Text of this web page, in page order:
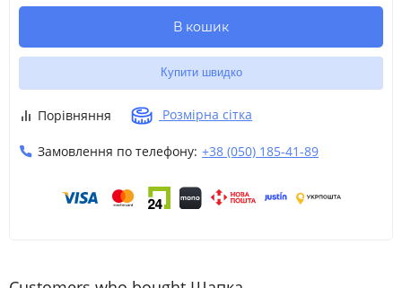
В кошик
Купити швидко
Порівняння Розмірна сітка
Замовлення по телефону: +38 (050) 185-41-89